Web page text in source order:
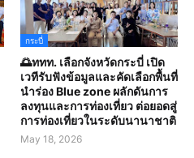
กระบี่
🌅ททท. เลือกจังหวัดกระบี่ เปิด
เวทีรับฟังข้อมูลและคัดเลือกพื้นที่
นำร่อง Blue zone ผลักดันการ
ลงทุนและการท่องเที่ยว ต่อยอดสู่
การท่องเที่ยวในระดับนานาชาติ
May 18, 2026